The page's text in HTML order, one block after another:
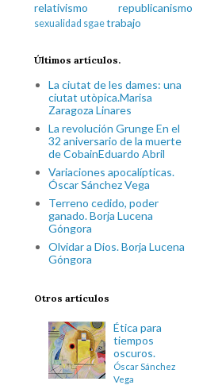
relativismo
republicanismo
sexualidad sgaetrabajo
Últimos artículos.
La ciutat de les dames: una
ciutat utòpica.Marisa
Zaragoza Linares
La revolución Grunge En el
32 aniversario de la muerte
de CobainEduardo Abril
Variaciones apocalípticas.
Óscar Sánchez Vega
Terreno cedido, poder
ganado. Borja Lucena
Góngora
Olvidar a Dios. Borja Lucena
Góngora
Otros artículos
Ética para
tiempos
oscuros.
Óscar Sánchez
Vega